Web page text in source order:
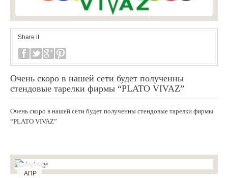
Share it
Очень скоро в нашей сети будет полученны
стендовые тарелки фирмы “PLATO VIVAZ”
Очень скоро в нашей сети будет полученны стендовые тарелки фирмы
“PLATO VIVAZ”
АПР